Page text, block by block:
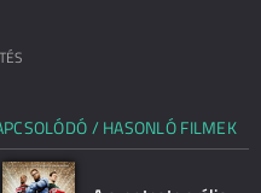
/ HASONLÓ FILMEK